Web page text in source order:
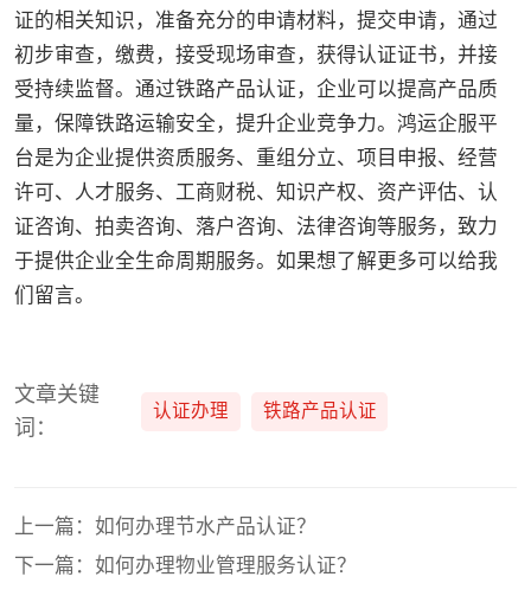
证的相关知识，准备充分的申请材料，提交申请，通过
初步审查，缴费，接受现场审查，获得认证证书，并接
受持续监督。通过铁路产品认证，企业可以提高产品质
量，保障铁路运输安全，提升企业竞争力。鸿运企服平
台是为企业提供资质服务、重组分立、项目申报、经营
许可、人才服务、工商财税、知识产权、资产评估、认
证咨询、拍卖咨询、落户咨询、法律咨询等服务，致力
于提供企业全生命周期服务。如果想了解更多可以给我
们留言。
文章关键
词：
认证办理 铁路产品认证
上一篇：如何办理节水产品认证？
下一篇：如何办理物业管理服务认证？